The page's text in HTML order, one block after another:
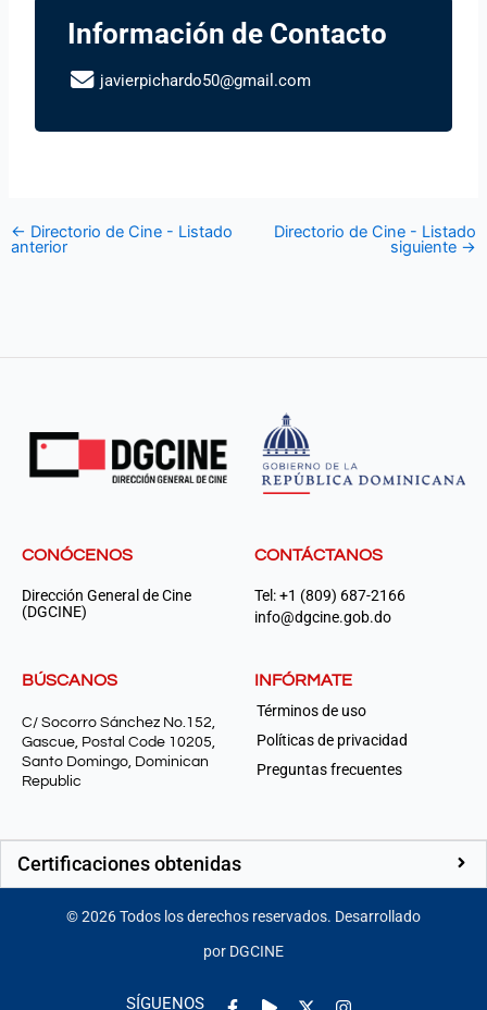
Información de Contacto
javierpichardo50@gmail.com
← Directorio de Cine - Listado
anterior
Directorio de Cine - Listado
siguiente →
CONÓCENOS
Dirección General de Cine
(DGCINE)
CONTÁCTANOS
Tel: +1 (809) 687-2166
info@dgcine.gob.do
BÚSCANOS
C/ Socorro Sánchez No.152,
Gascue, Postal Code 10205,
Santo Domingo, Dominican
Republic
INFÓRMATE
Términos de uso
Políticas de privacidad
Preguntas frecuentes
Certificaciones obtenidas
©2026Todos los derechos reservados. Desarrollado
por DGCINE
SÍGUENOS
Facebook-
Play Instagram